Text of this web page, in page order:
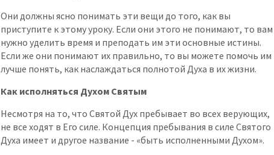
Они должны ясно понимать эти вещи до того, как вы
приступите к этому уроку. Если они этого не понимают, то вам
нужно уделить время и преподать им эти основные истины.
Если же они понимают их правильно, то вы можете помочь им
лучше понять, как наслаждаться полнотой Духа в их жизни.
Как исполняться Духом Святым
Несмотря на то, что Святой Дух пребывает во всех верующих,
не все ходят в Его силе. Концепция пребывания в силе Святого
Духа имеет и другое название - «быть исполненными Духом».